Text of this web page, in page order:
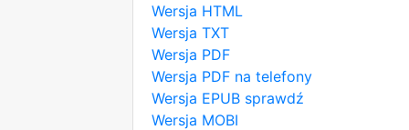
Wersja HTML
Wersja TXT
Wersja PDF
Wersja PDF na telefony
Wersja EPUB sprawdź
Wersja MOBI